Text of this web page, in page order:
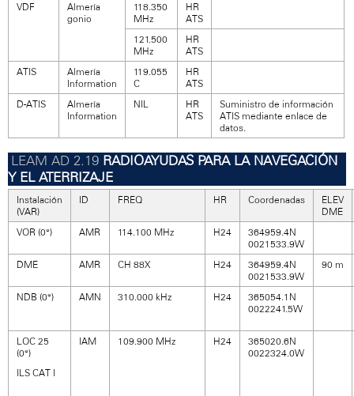
VDF
Almería
gonio
118.350
MHz
HR
ATS
121.500
MHz
HR
ATS
ATIS
Almería
Information
119.055
C
HR
ATS
D-ATIS
Almería
Information
NIL
HR
ATS
Suministro de información
ATIS mediante enlace de
datos.
RADIOAYUDAS PARA LA NAVEGACIÓN
Y EL ATERRIZAJE
Instalación
(VAR)
ID FREQ HR Coordenadas
ELEV
DME
VOR (0°)
AMR 114.100 MHz H24
364959.4N
0021533.9W
DME
AMR CH 88X H24
364959.4N
0021533.9W
90 m
NDB (0°) AMN 310.000 kHz H24
365054.1N
0022241.5W
LOC 25
(0°)
ILS CAT I
IAM 109.900 MHz H24
365020.6N
0022324.0W